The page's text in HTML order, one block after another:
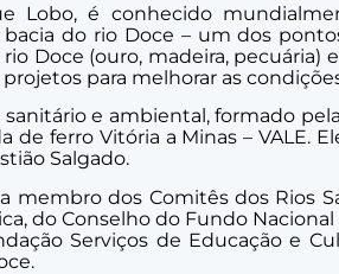
Lobo, é conhecido
do rio Doce – um dos
Doce (ouro, madeira,
para melhorar as
e ambiental, formado
de ferro Vitória a Minas –
Salgado.
membro dos Comitês dos Rios
do Conselho do Fundo
Serviços de Educação e